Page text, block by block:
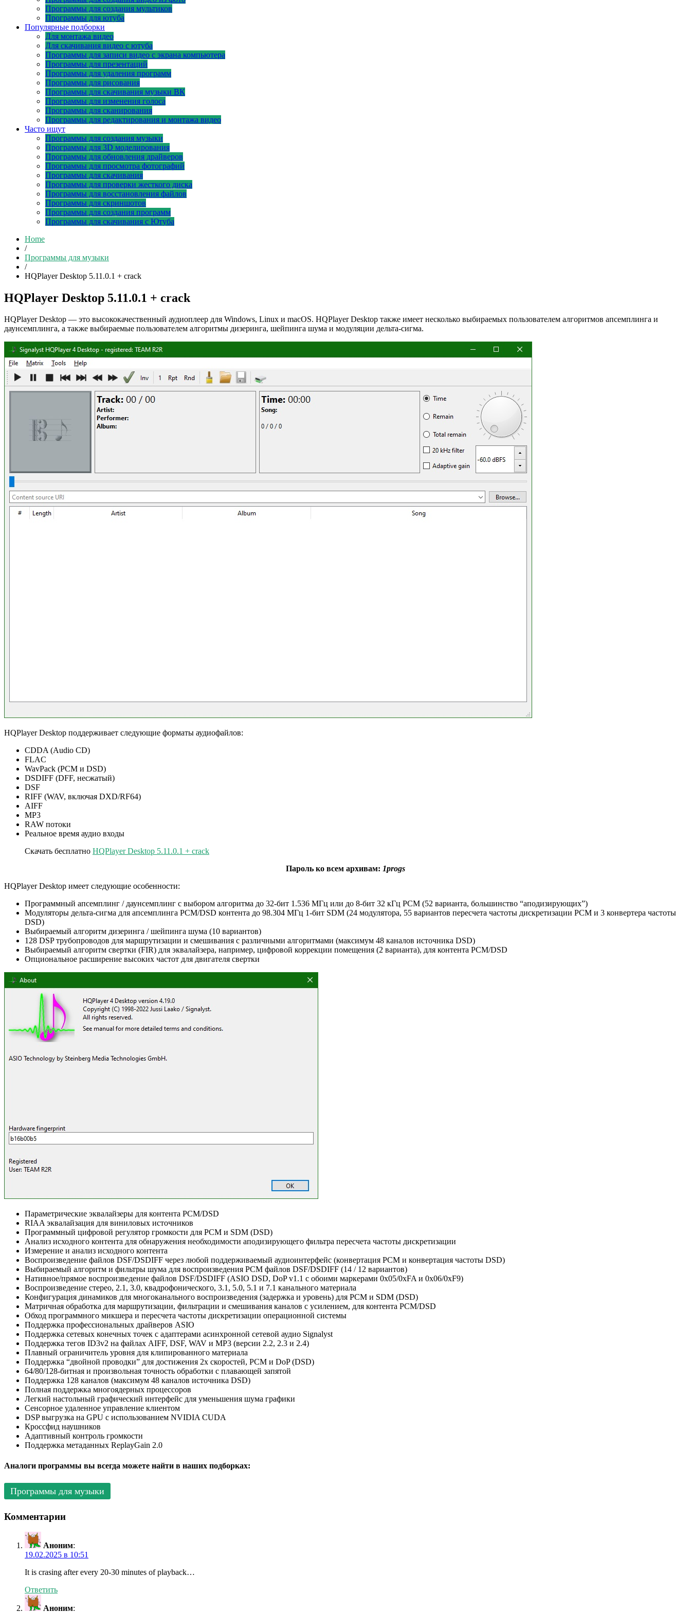
Программы для создания мультиков
Программы для ютуба
Популярные подборки
Для монтажа видео
Для скачивания видео с ютуба
Программы для записи видео с экрана компьютера
Программы для презентаций
Программы для удаления программ
Программы для рисования
Программы для скачивания музыки ВК
Программы для изменения голоса
Программы для сканирования
Программы для редактирования и монтажа видео
Часто ищут
Программы для создания музыки
Программы для 3D моделирования
Программы для обновления драйверов
Программы для просмотра фотографий
Программы для скачивания
Программы для проверки жесткого диска
Программы для восстановления файлов
Программы для скриншотов
Программы для создания программ
Программы для скачивания с Ютуба
Home
/
Программы для музыки
/
HQPlayer Desktop 5.11.0.1 + crack
HQPlayer Desktop 5.11.0.1 + crack
HQPlayer Desktop — это высококачественный аудиоплеер для Windows, Linux и macOS. HQPlayer Desktop также имеет несколько выбираемых пользователем алгоритмов апсемплинга и
даунсемплинга, а также выбираемые пользователем алгоритмы дизеринга, шейпинга шума и модуляции дельта-сигма.
HQPlayer Desktop поддерживает следующие форматы аудиофайлов:
CDDA (Audio CD)
FLAC
WavPack (PCM и DSD)
DSDIFF (DFF, несжатый)
DSF
RIFF (WAV, включая DXD/RF64)
AIFF
MP3
RAW потоки
Реальное время аудио входы
Скачать бесплатно HQPlayer Desktop 5.11.0.1 + crack
Пароль ко всем архивам: 1progs
HQPlayer Desktop имеет следующие особенности:
Программный апсемплинг / даунсемплинг с выбором алгоритма до 32-бит 1.536 МГц или до 8-бит 32 кГц PCM (52 варианта, большинство “аподизирующих”)
Модуляторы дельта-сигма для апсемплинга PCM/DSD контента до 98.304 МГц 1-бит SDM (24 модулятора, 55 вариантов пересчета частоты дискретизации PCM и 3 конвертера частоты
DSD)
Выбираемый алгоритм дизеринга / шейпинга шума (10 вариантов)
128 DSP трубопроводов для маршрутизации и смешивания с различными алгоритмами (максимум 48 каналов источника DSD)
Выбираемый алгоритм свертки (FIR) для эквалайзера, например, цифровой коррекции помещения (2 варианта), для контента PCM/DSD
Опциональное расширение высоких частот для двигателя свертки
Параметрические эквалайзеры для контента PCM/DSD
RIAA эквалайзация для виниловых источников
Программный цифровой регулятор громкости для PCM и SDM (DSD)
Анализ исходного контента для обнаружения необходимости аподизирующего фильтра пересчета частоты дискретизации
Измерение и анализ исходного контента
Воспроизведение файлов DSF/DSDIFF через любой поддерживаемый аудиоинтерфейс (конвертация PCM и конвертация частоты DSD)
Выбираемый алгоритм и фильтры шума для воспроизведения PCM файлов DSF/DSDIFF (14 / 12 вариантов)
Нативное/прямое воспроизведение файлов DSF/DSDIFF (ASIO DSD, DoP v1.1 с обоими маркерами 0x05/0xFA и 0x06/0xF9)
Воспроизведение стерео, 2.1, 3.0, квадрофонического, 3.1, 5.0, 5.1 и 7.1 канального материала
Конфигурация динамиков для многоканального воспроизведения (задержка и уровень) для PCM и SDM (DSD)
Матричная обработка для маршрутизации, фильтрации и смешивания каналов с усилением, для контента PCM/DSD
Обход программного микшера и пересчета частоты дискретизации операционной системы
Поддержка профессиональных драйверов ASIO
Поддержка сетевых конечных точек с адаптерами асинхронной сетевой аудио Signalyst
Поддержка тегов ID3v2 на файлах AIFF, DSF, WAV и MP3 (версии 2.2, 2.3 и 2.4)
Плавный ограничитель уровня для клипированного материала
Поддержка “двойной проводки” для достижения 2x скоростей, PCM и DoP (DSD)
64/80/128-битная и произвольная точность обработки с плавающей запятой
Поддержка 128 каналов (максимум 48 каналов источника DSD)
Полная поддержка многоядерных процессоров
Легкий настольный графический интерфейс для уменьшения шума графики
Сенсорное удаленное управление клиентом
DSP выгрузка на GPU с использованием NVIDIA CUDA
Кроссфид наушников
Адаптивный контроль громкости
Поддержка метаданных ReplayGain 2.0
Аналоги программы вы всегда можете найти в наших подборках:
Программы для музыки
Комментарии
Аноним:
19.02.2025 в 10:51
It is crasing after every 20-30 minutes of playback…
Ответить
Аноним: